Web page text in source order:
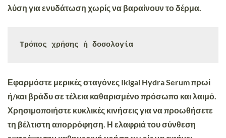
λύση για ενυδάτωση χωρίς να βαραίνουν το δέρμα.
Τρόπος χρήσης ή δοσολογία
Εφαρμόστε μερικές σταγόνες Ikigai Hydra Serumπρωί
ή/και βράδυ σε τέλεια καθαρισμένο πρόσωπο και λαιμό.
Χρησιμοποιήστε κυκλικές κινήσεις για να προωθήσετε
τη βέλτιστη απορρόφηση. Η ελαφριά του σύνθεση